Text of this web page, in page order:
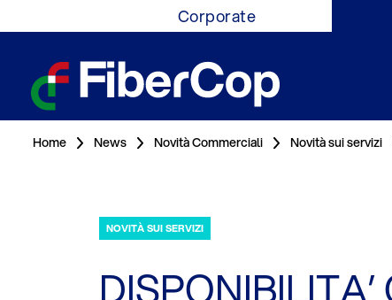
Corporate
Home News Novità Commerciali Novità sui servizi
NOVITÀ SUI SERVIZI